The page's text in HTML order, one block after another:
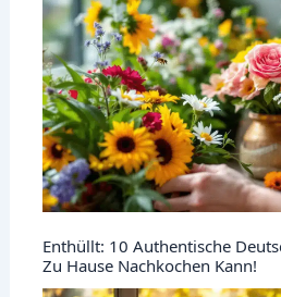
Enthüllt: 10 Authentische
Zu Hause Nachkochen Kann!